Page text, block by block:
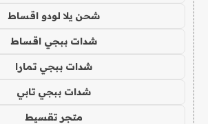
شحن يلا لودو اقساط
شدات ببجي اقساط
شدات ببجي تمارا
شدات ببجي تابي
متجر تقسيط